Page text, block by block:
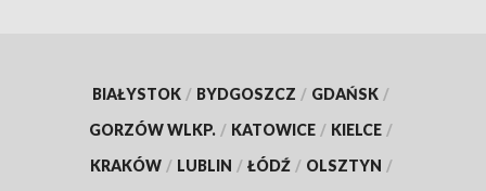
BIAŁYSTOK / BYDGOSZCZ / GDAŃSK /
GORZÓW WLKP. / KATOWICE / KIELCE /
KRAKÓW / LUBLIN / ŁÓDŹ / OLSZTYN /